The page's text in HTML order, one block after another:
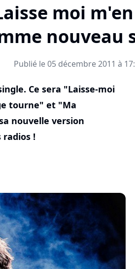
moi
nouveau
Publié le 05 décembre 2011 à
Ce sera "Laisse-moi
tourne" et "Ma
nouvelle version
!